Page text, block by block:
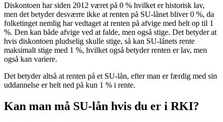
Diskontoen har siden 2012 været på 0 % hvilket er historisk lav,
men det betyder desværre ikke at renten på SU-lånet bliver 0 %, da
folketinget nemlig har vedtaget at renten på afvige med helt op til 1
%. Den kan både afvige ved at falde, men også stige. Det betyder at
hvis diskontoen pludselig skulle stige, så kan SU-lånets rente
maksimalt stige med 1 %, hvilket også betyder renten er lav, men
også kan variere.
Det betyder altså at renten på et SU-lån, efter man er færdig med sin
uddannelse er helt ned på kun 1 % i rente.
Kan man må SU-lån hvis du er i RKI?